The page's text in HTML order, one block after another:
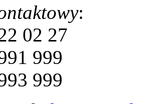
:
02 27
999
999